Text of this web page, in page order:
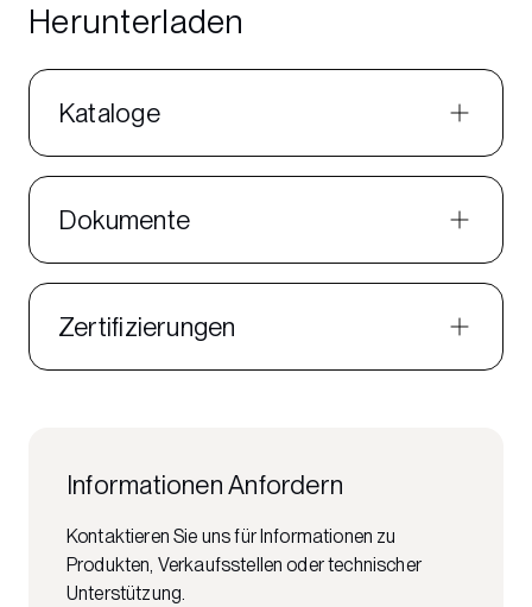
Herunterladen
Kataloge
Dokumente
Zertifizierungen
Informationen Anfordern
Kontaktieren Sie uns für Informationen zu
Produkten, Verkaufsstellen oder technischer
Unterstützung.